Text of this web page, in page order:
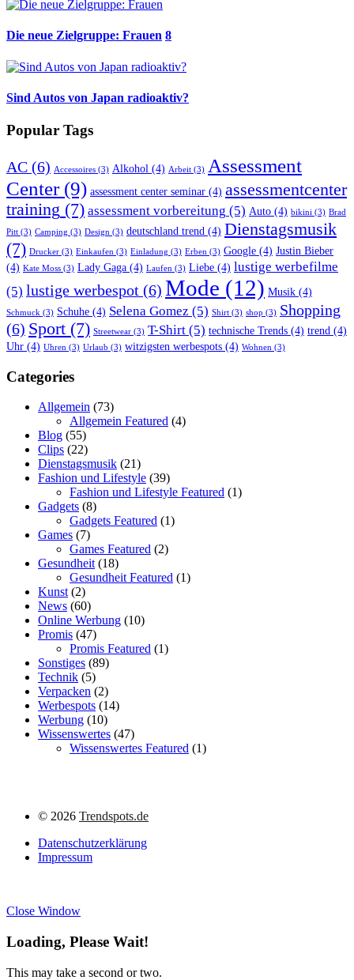
Die neue Zielgruppe: Frauen 8
Sind Autos von Japan radioaktiv?
Popular Tags
AC (6) Accessoires (3) Alkohol (4) Arbeit (3) Assessment
Center(9) assessment center seminar (4) assessmentcenter
training (7) assessment vorbereitung (5) Auto (4) bikini (3) Brad
Pitt (3) Camping (3) Design (3) deutschland trend (4) Dienstagsmusik
(7) Drucker (3) Einkaufen (3) Einladung (3) Erben (3) Google (4) Justin Bieber
(4) Kate Moss (3) Lady Gaga (4) Laufen (3) Liebe (4) lustige werbefilme
(5) lustige werbespot (6) Mode (12) Musik (4)
Schmuck (3) Schuhe (4) Selena Gomez (5) Shirt (3) shop (3) Shopping
(6) Sport (7) Streetwear (3) T-Shirt (5) technische Trends (4) trend (4)
Uhr (4) Uhren (3) Urlaub (3) witzigsten werbespots (4) Wohnen (3)
Categories
Allgemein (73)
Allgemein Featured (4)
Blog (55)
Clips (22)
Dienstagsmusik (21)
Fashion und Lifestyle (39)
Fashion und Lifestyle Featured (1)
Gadgets (8)
Gadgets Featured (1)
Games (7)
Games Featured (2)
Gesundheit(18)
Gesundheit Featured (1)
Kunst(2)
News (60)
Online Werbung (10)
Promis (47)
Promis Featured (1)
Sonstiges (89)
Technik (5)
Verpacken (2)
Werbespots (14)
Werbung (10)
Wissenswertes (47)
Wissenswertes Featured (1)
© 2026 Trendspots.de
Datenschutzerklärung
Impressum
Close Window
Loading, Please Wait!
This may take a second or two.